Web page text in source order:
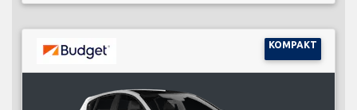
KOMPAKT